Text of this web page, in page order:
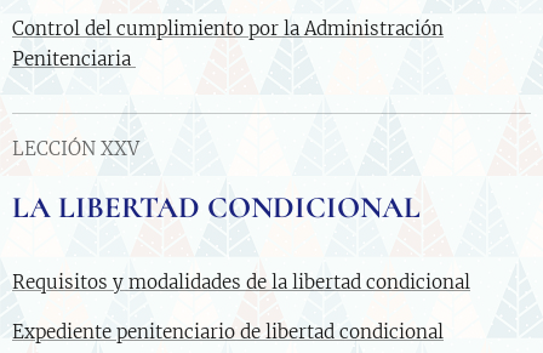
Control del cumplimiento por la Administración
Penitenciaria
LECCIÓN XXV
LA LIBERTAD CONDICIONAL
Requisitos y modalidades de la libertad condicional
Expediente penitenciario de libertad condicional